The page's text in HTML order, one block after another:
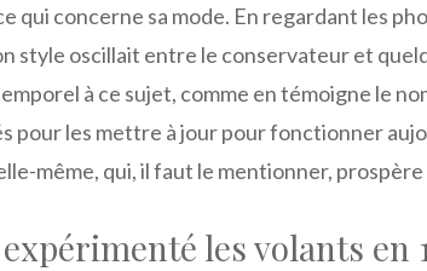
qui concerne sa mode. En regardant les
style oscillait entre le conservateur et
à ce sujet, comme en témoigne le
pour les mettre à jour pour fonctionner
même, qui, il faut le mentionner,
les volants en